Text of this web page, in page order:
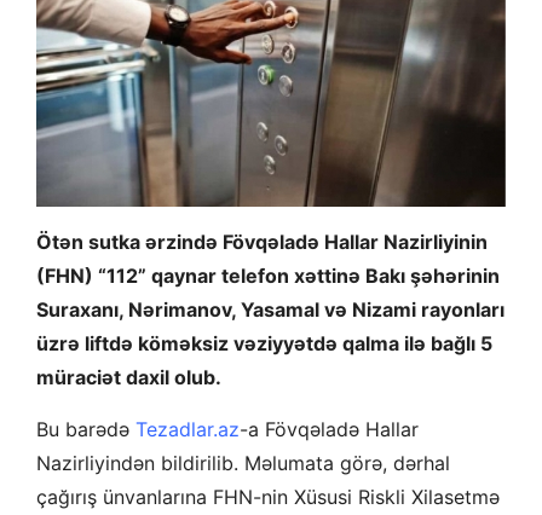
Ötən sutka ərzində Fövqəladə Hallar Nazirliyinin
(FHN) “112” qaynar telefon xəttinə Bakı şəhərinin
Suraxanı, Nərimanov, Yasamal və Nizami rayonları
üzrə liftdə köməksiz vəziyyətdə qalma ilə bağlı 5
müraciət daxil olub.
Bu barədə Tezadlar.az-a Fövqəladə Hallar
Nazirliyindən bildirilib. Məlumata görə, dərhal
çağırış ünvanlarına FHN-nin Xüsusi Riskli Xilasetmə